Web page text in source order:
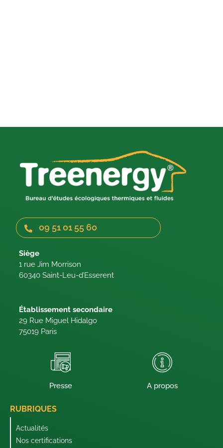
09 51 01 55 60
Siège
1 rue Jim Morrison
60340 Saint-Leu-d’Esserent
Établissement secondaire
29 Rue Miguel Hidalgo
75019 Paris
Presse A propos
RUBRIQUES
Actualités
Nos certifications